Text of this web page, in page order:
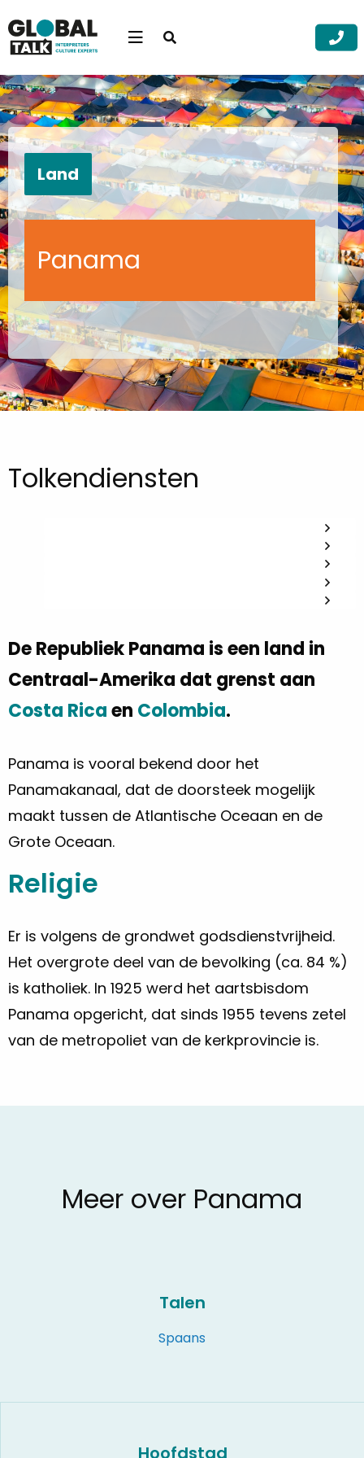
Open
Zoek
Zoek
Land
Panama
Tolkendiensten
De Republiek Panama is een land in
Centraal-Amerika dat grenst aan
Costa Ricaen Colombia.
Panama is vooral bekend door het
Panamakanaal, dat de doorsteek mogelijk
maakt tussen de Atlantische Oceaan en de
Grote Oceaan.
Religie
Er is volgens de grondwet godsdienstvrijheid.
Het overgrote deel van de bevolking (ca. 84 %)
is katholiek. In 1925 werd het aartsbisdom
Panama opgericht, dat sinds 1955 tevens zetel
van de metropoliet van de kerkprovincie is.
Meer over Panama
Talen
Spaans
Hoofdstad